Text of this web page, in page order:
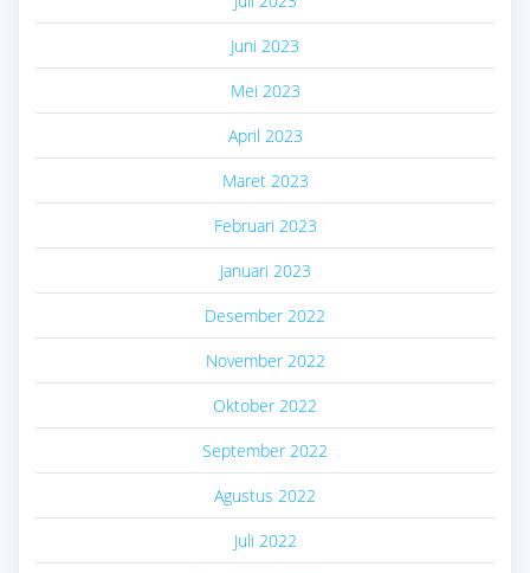
Juni 2023
Mei 2023
April 2023
Maret 2023
Februari 2023
Januari 2023
Desember 2022
November 2022
Oktober 2022
September 2022
Agustus 2022
Juli 2022